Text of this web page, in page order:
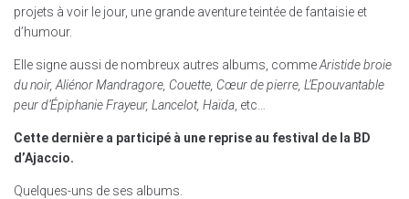
projets à voir le jour, une grande aventure teintée de fantaisie et
d’humour.
Elle signe aussi de nombreux autres albums, commeAristide broie
du noir, Aliénor Mandragore, Couette, Cœur de pierre, L’Epouvantable
peur d’Épiphanie Frayeur, Lancelot, Haïda , etc…
Cette dernière a participé à une reprise au festival de la BD
d’Ajaccio.
Quelques-uns de ses albums.